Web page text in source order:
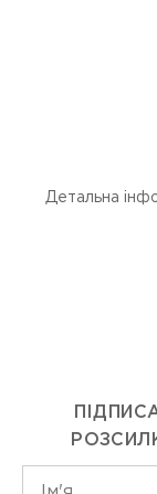
Детальна